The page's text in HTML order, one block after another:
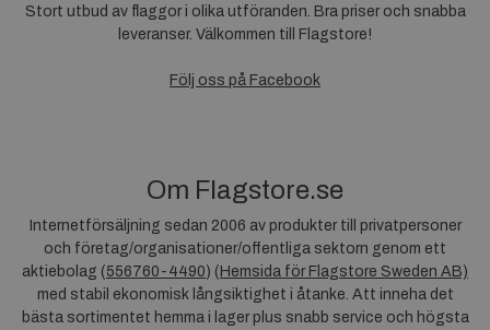
Stort utbud av flaggor i olika utföranden. Bra priser och snabba
leveranser. Välkommen till Flagstore!
Följ oss på Facebook
Om Flagstore.se
Internetförsäljning sedan 2006 av produkter till privatpersoner
och företag/organisationer/offentliga sektorn genom ett
aktiebolag (556760-4490) ( Hemsida för Flagstore Sweden AB)
med stabil ekonomisk långsiktighet i åtanke. Att inneha det
bästa sortimentet hemma i lager plus snabb service och högsta